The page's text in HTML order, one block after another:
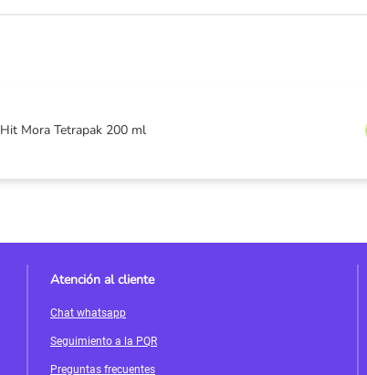
Hit Mora Tetrapak 200 ml
Atención al cliente
Chat whatsapp
Seguimiento a la PQR
Preguntas frecuentes